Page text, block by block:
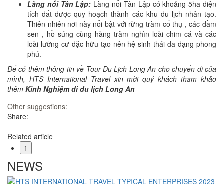
Làng nổi Tân Lập: Làng nổi Tân Lập có khoảng 5ha diện
tích đất được quy hoạch thành các khu du lịch nhân tạo.
Thiên nhiên nơi này nổi bật với rừng tràm cổ thụ , các đầm
sen , hồ súng cùng hàng trăm nghìn loài chim cá và các
loài lưỡng cư đặc hữu tạo nên hệ sinh thái đa dạng phong
phú.
Để có thêm thông tin về Tour Du Lịch Long An cho chuyến đi của
mình, HTS International Travel xin mời quý khách tham khảo
thêm Kinh Nghiệm đi du lịch Long An
Other suggestions:
Share:
Related article
1
NEWS